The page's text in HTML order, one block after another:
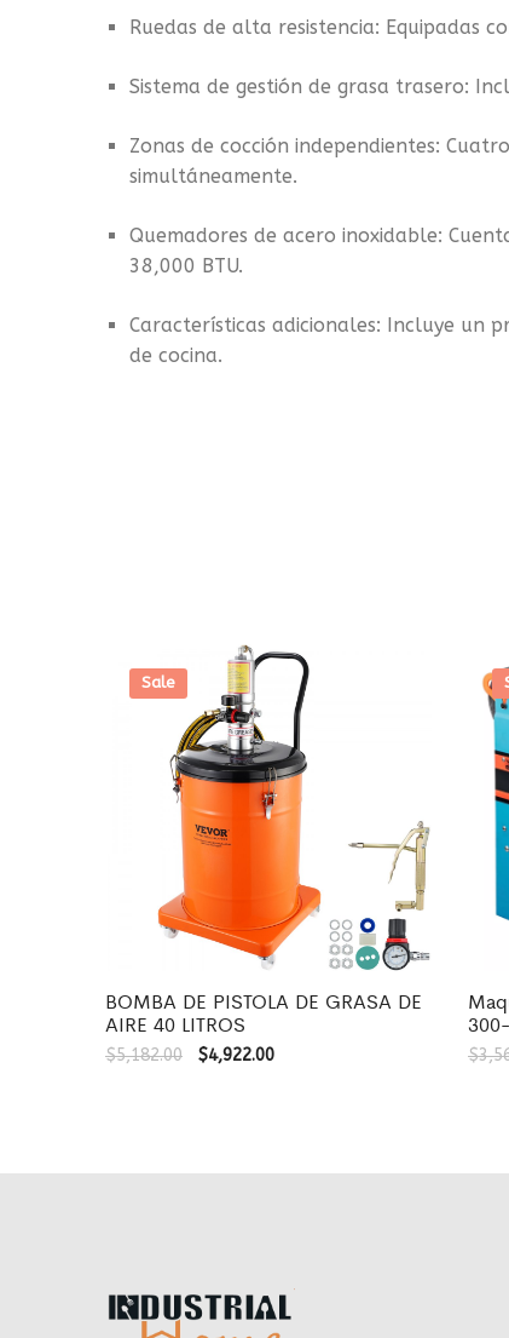
Ruedas de alta resistencia: Equipadas
Sistema de gestión de grasa trasero:
Zonas de cocción independientes:
simultáneamente.
Quemadores de acero inoxidable:
38,000 BTU.
Características adicionales: Incluye un
de cocina.
Sale
BOMBA DE PISTOLA DE GRASA DE
AIRE 40 LITROS
$5,182.00 $4,922.00 $